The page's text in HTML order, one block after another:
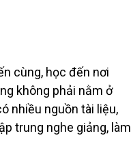
cùng, học đến nơi
không phải nằm ở
nhiều nguồn tài liệu,
trung nghe giảng, làm